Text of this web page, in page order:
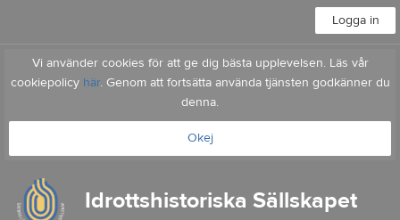
Logga in
Vi använder cookies för att ge dig bästa upplevelsen. Läs vår
cookiepolicy här. Genom att fortsätta använda tjänsten godkänner du
denna.
Okej
Idrottshistoriska Sällskapet